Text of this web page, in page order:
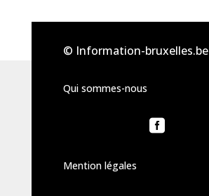
© Information-bruxelles.be
Qui sommes-nous

Mention légales